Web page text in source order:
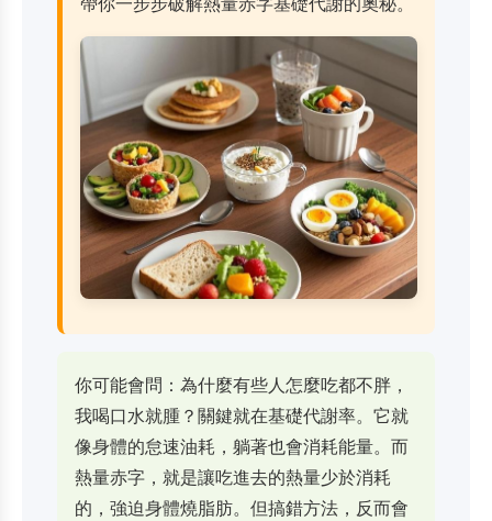
你可能會問：為什麼有些人怎麼吃都不胖，
我喝口水就腫？關鍵就在基礎代謝率。它就
像身體的怠速油耗，躺著也會消耗能量。而
熱量赤字，就是讓吃進去的熱量少於消耗
的，強迫身體燒脂肪。但搞錯方法，反而會